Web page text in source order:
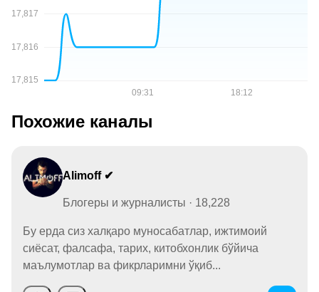
Похожие каналы
Alimoff ✔
Блогеры и журналисты · 18,228
Бу ерда сиз халқаро муносабатлар, ижтимоий
сиёсат, фалсафа, тарих, китобхонлик бўйича
маълумотлар ва фикрларимни ўқиб...